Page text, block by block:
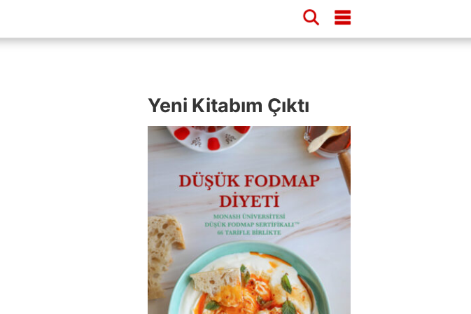
Yeni Kitabım Çıktı